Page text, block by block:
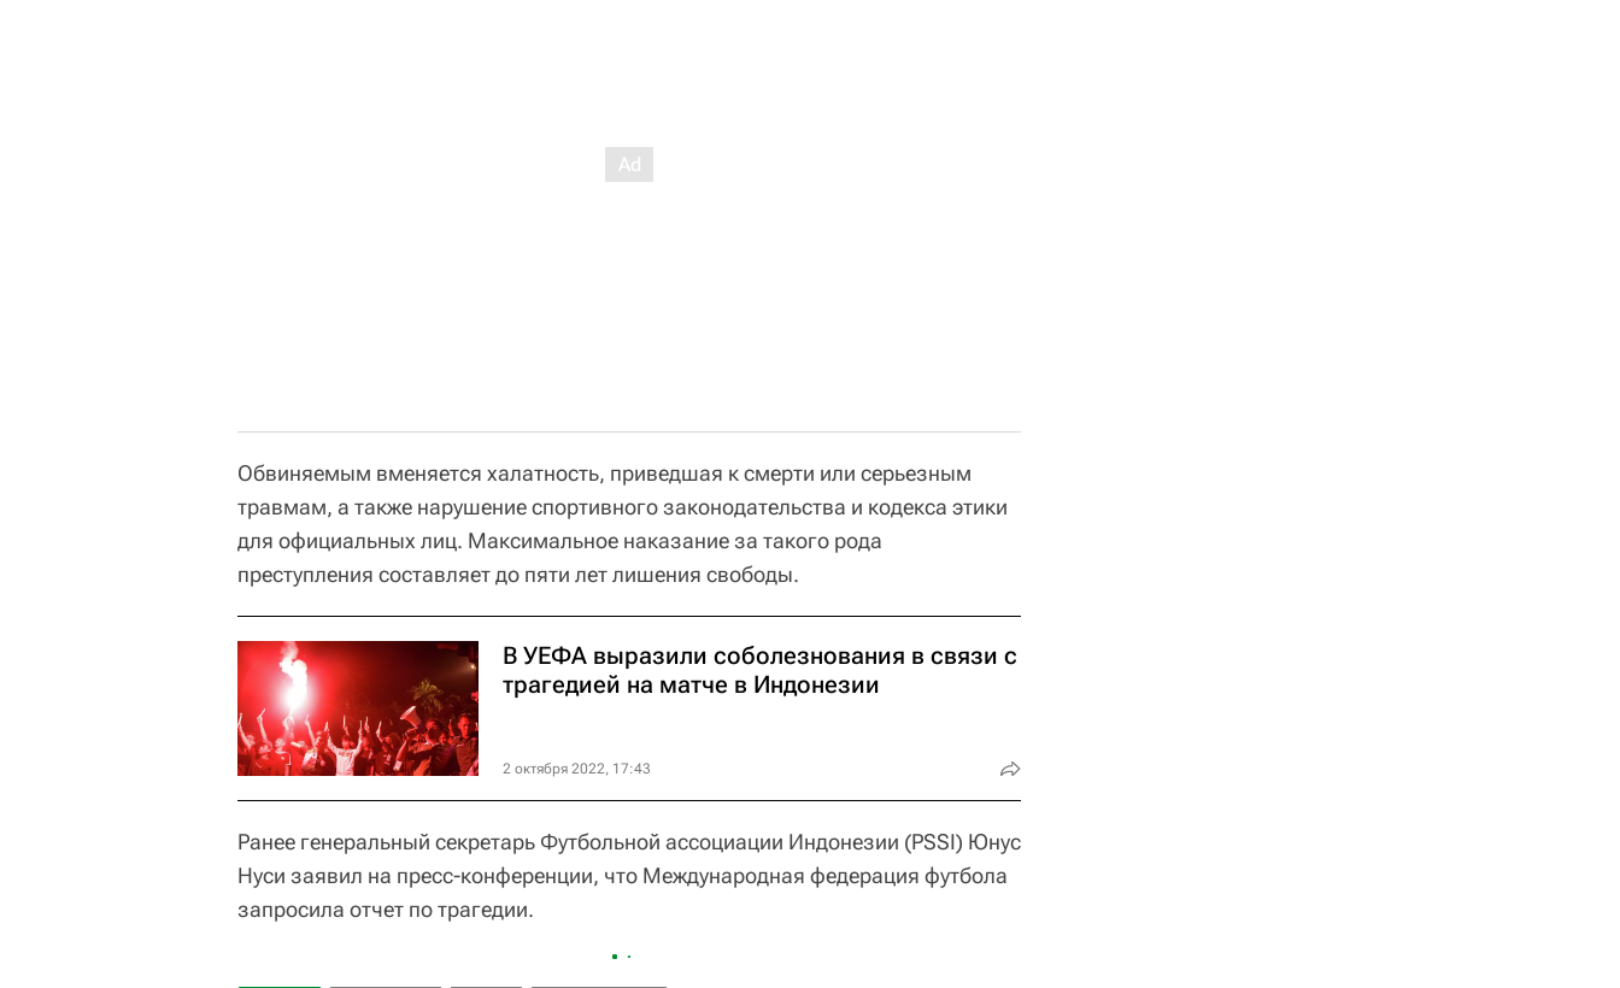
Обвиняемым вменяется халатность, приведшая к смерти или серьезным
травмам, а также нарушение спортивного законодательства и кодекса этики
для официальных лиц. Максимальное наказание за такого рода
преступления составляет до пяти лет лишения свободы.
В УЕФА выразили соболезнования в связи с
трагедией на матче в Индонезии
2 октября 2022, 17:43
Ранее генеральный секретарь Футбольной ассоциации Индонезии (PSSI) Юнус
Нуси заявил на пресс-конференции, что Международная федерация футбола
запросила отчет по трагедии.